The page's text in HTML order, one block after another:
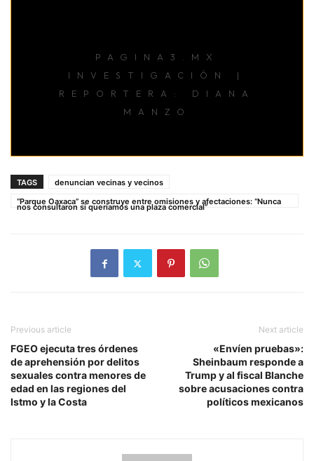
PAGINA3.MX
INVESTIGACIÓN |
REPORTERA: DIANA
MANZO
TAGS
denuncian vecinas y vecinos
“Parque Oaxaca” se construye entre omisiones y afectaciones: “Nunca
nos consultaron si queríamos una plaza comercial”
Previous article
FGEO ejecuta tres órdenes
de aprehensión por delitos
sexuales contra menores de
edad en las regiones del
Istmo y la Costa
Next article
«Envíen pruebas»:
Sheinbaum responde a
Trump y al fiscal Blanche
sobre acusaciones contra
políticos mexicanos